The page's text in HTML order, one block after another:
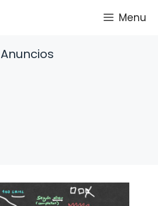
Menu
Anuncios